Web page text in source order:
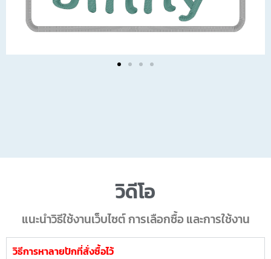
วิดีโอ
แนะนำวิธีใช้งานเว็บไซต์ การเลือกซื้อ และการใช้งาน
วิธีการหาลายปักที่สั่งซื้อไว้